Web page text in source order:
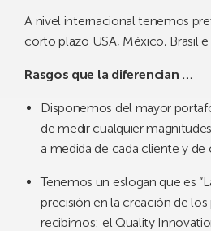
A nivel internacional tenemos
corto plazo USA, México, Brasil e
Rasgos que la diferencian …
Disponemos del mayor
de medir cualquier
a medida de cada cliente y de
Tenemos un eslogan que es
precisión en la creación de
recibimos: el Quality